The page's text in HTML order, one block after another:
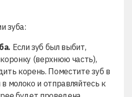
зуба:
Если зуб был выбит,
(верхнюю часть),
корень. Поместите зуб в
молоко и отправляйтесь к